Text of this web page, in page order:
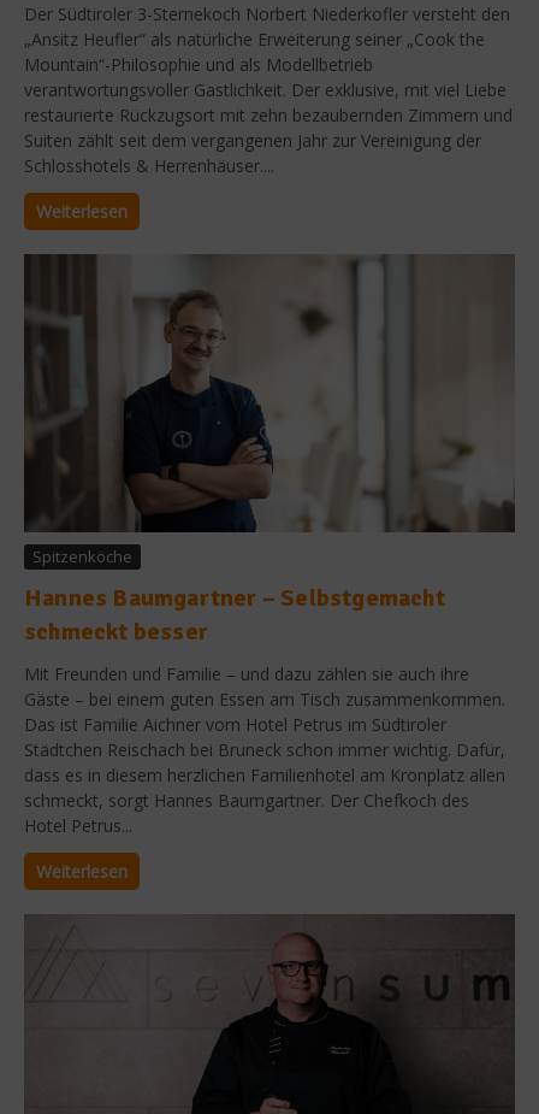
Der Südtiroler 3-Sternekoch Norbert Niederkofler versteht den
„Ansitz Heufler“ als natürliche Erweiterung seiner „Cook the
Mountain“-Philosophie und als Modellbetrieb
verantwortungsvoller Gastlichkeit. Der exklusive, mit viel Liebe
restaurierte Rückzugsort mit zehn bezaubernden Zimmern und
Suiten zählt seit dem vergangenen Jahr zur Vereinigung der
Schlosshotels & Herrenhäuser....
Weiterlesen
Spitzenköche
Hannes Baumgartner – Selbstgemacht
schmeckt besser
Mit Freunden und Familie – und dazu zählen sie auch ihre
Gäste – bei einem guten Essen am Tisch zusammenkommen.
Das ist Familie Aichner vom Hotel Petrus im Südtiroler
Städtchen Reischach bei Bruneck schon immer wichtig. Dafür,
dass es in diesem herzlichen Familienhotel am Kronplatz allen
schmeckt, sorgt Hannes Baumgartner. Der Chefkoch des
Hotel Petrus...
Weiterlesen